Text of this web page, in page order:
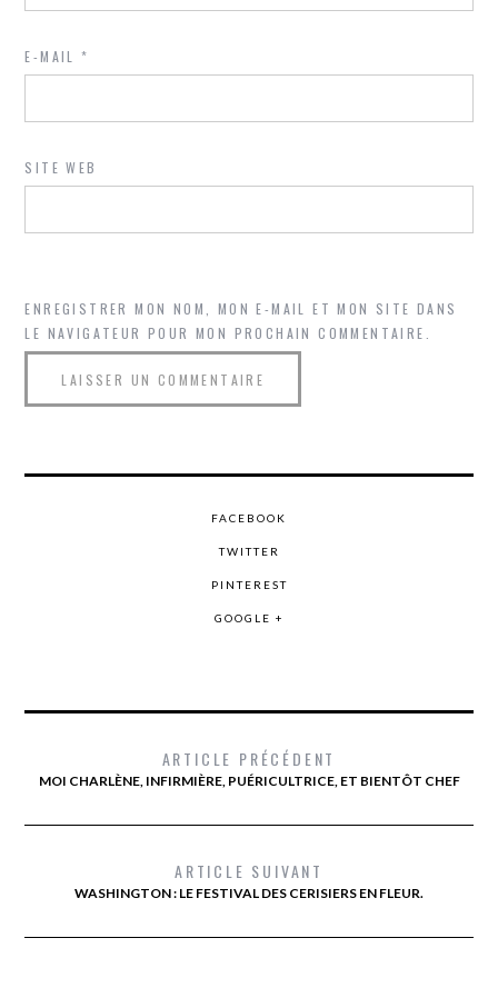
E-MAIL*
SITE WEB
ENREGISTRER MON NOM, MON E-MAIL ET MON SITE DANS
LE NAVIGATEUR POUR MON PROCHAIN COMMENTAIRE.
FACEBOOK
TWITTER
PINTEREST
GOOGLE +
ARTICLE PRÉCÉDENT
MOI CHARLÈNE, INFIRMIÈRE, PUÉRICULTRICE, ET BIENTÔT CHEF
ARTICLE SUIVANT
WASHINGTON : LE FESTIVAL DES CERISIERS EN FLEUR.